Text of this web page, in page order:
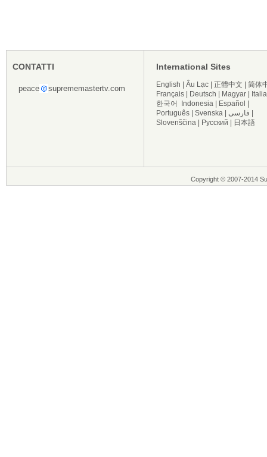
CONTATTI
peace suprememastertv.com
International Sites
English Âu Lạc 正體中文
简体
Français
Deutsch Magyar
한국어
Indonesia Español
Português
Svenska فارسی
Slovenščina
Русский 日本語
Copyright © 2007-2014